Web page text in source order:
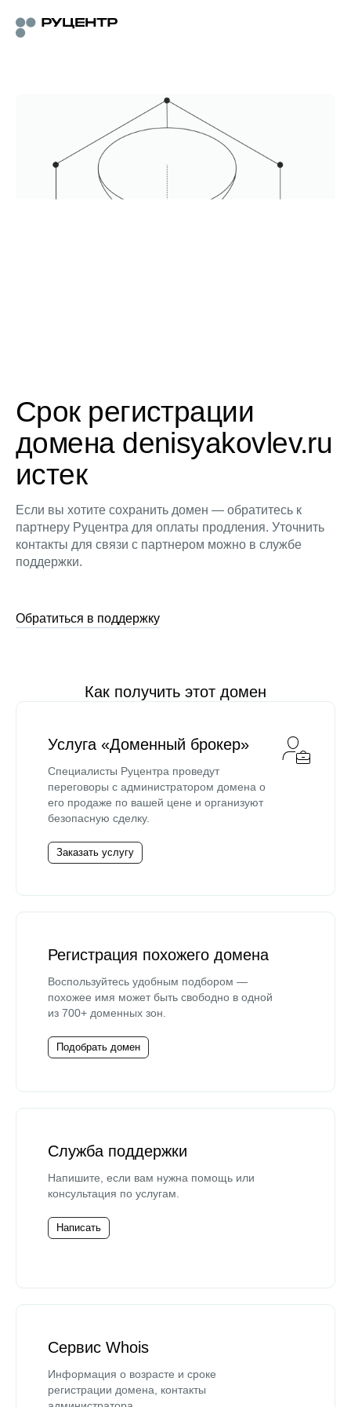
Срок регистрации
домена denisyakovlev.ru
истек
Если вы хотите сохранить домен — обратитесь к
партнеру Руцентра для оплаты продления. Уточнить
контакты для связи с партнером можно в службе
поддержки.
Обратиться в поддержку
Как получить этот домен
Услуга «Доменный брокер»
Специалисты Руцентра проведут
переговоры с администратором домена о
его продаже по вашей цене и организуют
безопасную сделку.
Заказать услугу
Регистрация похожего домена
Воспользуйтесь удобным подбором —
похожее имя может быть свободно в одной
из 700+ доменных зон.
Подобрать домен
Служба поддержки
Напишите, если вам нужна помощь или
консультация по услугам.
Написать
Сервис Whois
Информация о возрасте и сроке
регистрации домена, контакты